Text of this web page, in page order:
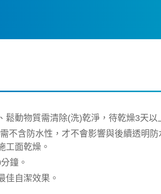
動物質需清除(洗)乾淨，待乾燥3天以
不含防水性，才不會影響與後續透明
工面乾燥。
鐘。
佳自潔效果。